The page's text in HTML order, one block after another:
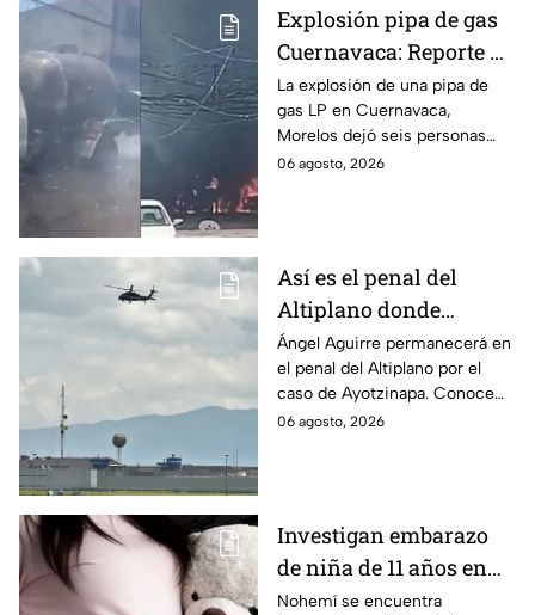
Explosión pipa de gas
Cuernavaca: Reporte de
víctimas tras estallido
en Morelos
La explosión de una pipa de
gas LP en Cuernavaca,
Morelos dejó seis personas
hospitalizadas. IMSS informó
06 agosto, 2026
Así es el penal del
Altiplano donde
permanecerá Ángel
Aguirre por caso
Ayotzinapa
Ángel Aguirre permanecerá en
el penal del Altiplano por el
caso de Ayotzinapa. Conoce
dónde está, cómo es esta
06 agosto, 2026
Investigan embarazo
de niña de 11 años en
Matamoros,
Nohemí se encuentra